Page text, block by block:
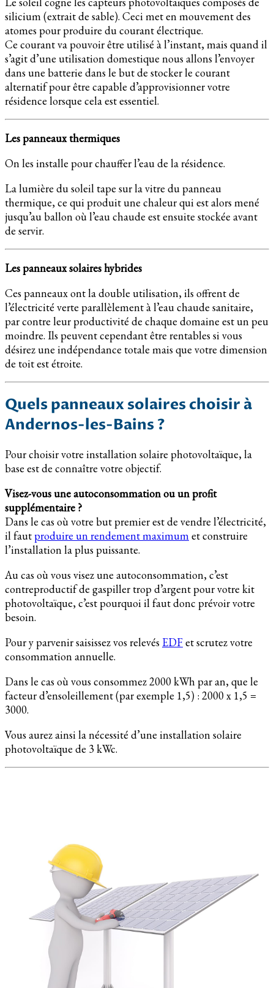
silicium (extrait de sable). Ceci met en mouvement des
atomes pour produire du courant électrique.
Ce courant va pouvoir être utilisé à l’instant, mais quand il
s’agit d’une utilisation domestique nous allons l’envoyer
dans une batterie dans le but de stocker le courant
alternatif pour être capable d’approvisionner votre
résidence lorsque cela est essentiel.
Les panneaux thermiques
On les installe pour chauffer l’eau de la résidence.
La lumière du soleil tape sur la vitre du panneau
thermique, ce qui produit une chaleur qui est alors mené
jusqu’au ballon où l’eau chaude est ensuite stockée avant
de servir.
Les panneaux solaires hybrides
Ces panneaux ont la double utilisation, ils offrent de
l’électricité verte parallèlement à l’eau chaude sanitaire,
par contre leur productivité de chaque domaine est un peu
moindre. Ils peuvent cependant être rentables si vous
désirez une indépendance totale mais que votre dimension
de toit est étroite.
Quels panneaux solaires choisir à
Andernos-les-Bains ?
Pour choisir votre installation solaire photovoltaïque, la
base est de connaître votre objectif.
Visez-vous une autoconsommation ou un profit
supplémentaire ?
Dans le cas où votre but premier est de vendre l’électricité,
il fautproduire un rendement maximumet construire
l’installation la plus puissante.
Au cas où vous visez une autoconsommation, c’est
contreproductif de gaspiller trop d’argent pour votre kit
photovoltaïque, c’est pourquoi il faut donc prévoir votre
besoin.
Pour y parvenir saisissez vos relevés EDFet scrutez votre
consommation annuelle.
Dans le cas où vous consommez 2000 kWh par an, que le
facteur d’ensoleillement (par exemple 1,5) : 2000 x 1,5 =
3000.
Vous aurez ainsi la nécessité d’une installation solaire
photovoltaïque de 3 kWc.